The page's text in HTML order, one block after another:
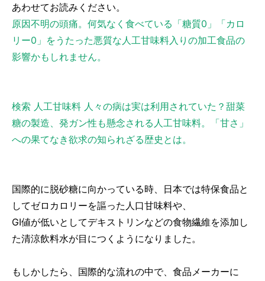
あわせてお読みください。
原因不明の頭痛。何気なく食べている「糖質0」「カロ
リー0」をうたった悪質な人工甘味料入りの加工食品の
影響かもしれません。
検索 人工甘味料 人々の病は実は利用されていた？甜菜
糖の製造、発ガン性も懸念される人工甘味料。「甘さ」
への果てなき欲求の知られざる歴史とは。
国際的に脱砂糖に向かっている時、日本では特保食品と
してゼロカロリーを謳った人口甘味料や、
GI値が低いとしてデキストリンなどの食物繊維を添加し
た清涼飲料水が目につくようになりました。
もしかしたら、国際的な流れの中で、食品メーカーに